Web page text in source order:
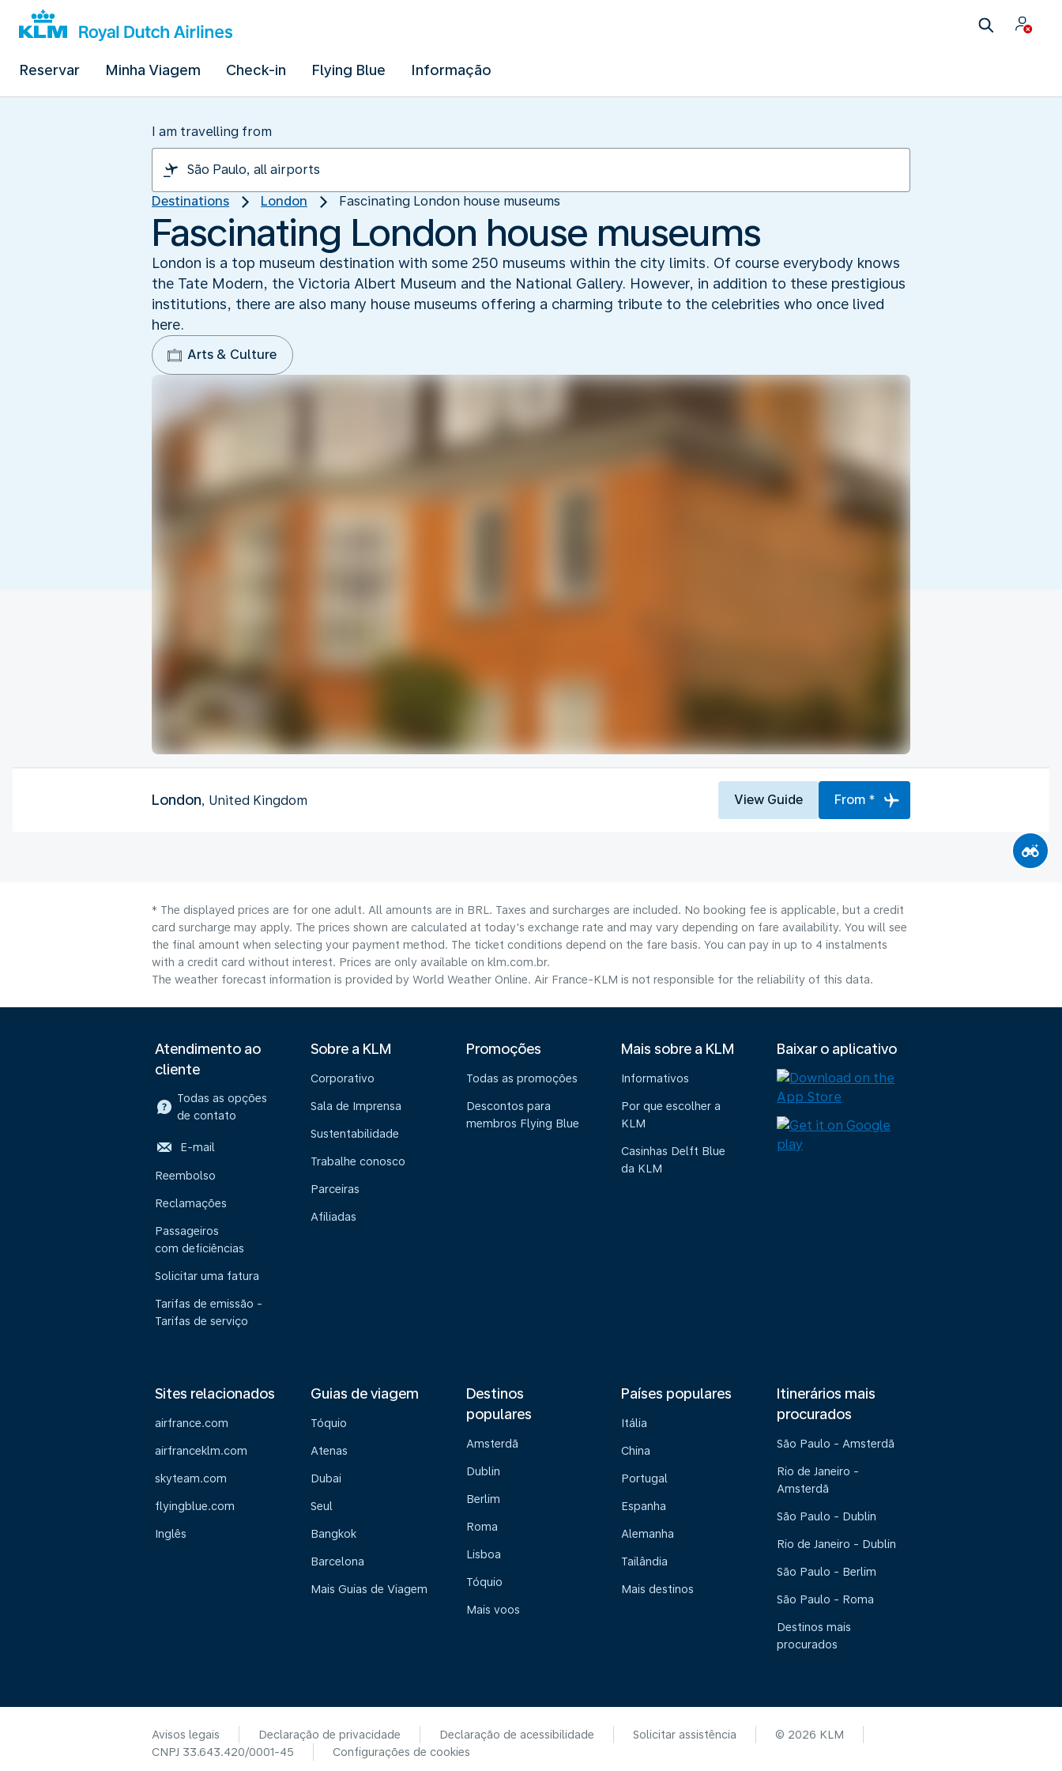
Reservar Minha Viagem Check-in Flying Blue Informação
I am travelling from
Destinations London Fascinating London house museums
Fascinating London house museums
London is a top museum destination with some 250 museums within the city limits. Of course everybody knows
the Tate Modern, the Victoria Albert Museum and the National Gallery. However, in addition to these prestigious
institutions, there are also many house museums offering a charming tribute to the celebrities who once lived
here.
Arts & Culture
London, United Kingdom View Guide From *
* The displayed prices are for one adult. All amounts are in BRL. Taxes and surcharges are included. No booking fee is applicable, but a credit
card surcharge may apply. The prices shown are calculated at today's exchange rate and may vary depending on fare availability. You will see
the final amount when selecting your payment method.​ The ticket conditions depend on the fare basis. You can pay in up to 4 instalments
with a credit card without interest. Prices are only available on klm.com.br.
The weather forecast information is provided by World Weather Online. Air France-KLM is not responsible for the reliability of this data.
Atendimento ao
cliente
Todas as opções
de contato
E-mail
Reembolso
Reclamações
Passageiros
com deficiências
Solicitar uma fatura
Tarifas de emissão -
Tarifas de serviço
Sobre a KLM
Corporativo
Sala de Imprensa
Sustentabilidade
Trabalhe conosco
Parceiras
Afiliadas
Promoções
Todas as promoções
Descontos para
membros Flying Blue
Mais sobre a KLM
Informativos
Por que escolher a
KLM
Casinhas Delft Blue
da KLM
Baixar o aplicativo
Sites relacionados
airfrance.com
airfranceklm.com
skyteam.com
flyingblue.com
Inglês
Guias de viagem
Tóquio
Atenas
Dubai
Seul
Bangkok
Barcelona
Mais Guias de Viagem
Destinos
populares
Amsterdã
Dublin
Berlim
Roma
Lisboa
Tóquio
Mais voos
Países populares
Itália
China
Portugal
Espanha
Alemanha
Tailândia
Mais destinos
Itinerários mais
procurados
São Paulo - Amsterdã
Rio de Janeiro -
Amsterdã
São Paulo - Dublin
Rio de Janeiro - Dublin
São Paulo - Berlim
São Paulo - Roma
Destinos mais
procurados
Avisos legais Declaração de privacidade Declaração de acessibilidade Solicitar assistência
© 2026 KLM
CNPJ 33.643.420/0001-45
Configurações de cookies